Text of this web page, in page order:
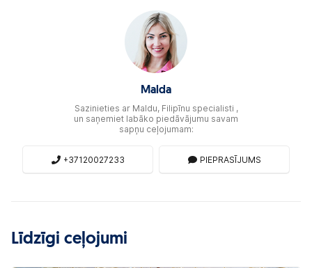
Malda
Sazinieties ar Maldu, Filipīnu specialisti ,
un saņemiet labāko piedāvājumu savam
sapņu ceļojumam:
+37120027233 PIEPRASĪJUMS
Līdzīgi ceļojumi